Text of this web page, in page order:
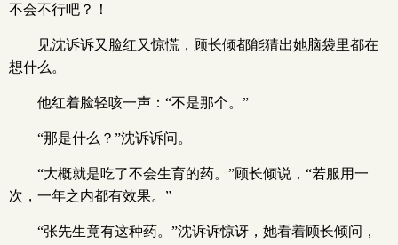
不会不行吧？！
见沈诉诉又脸红又惊慌，顾长倾都能猜出她脑袋里都在
想什么。
他红着脸轻咳一声：“不是那个。”
“那是什么？”沈诉诉问。
“大概就是吃了不会生育的药。”顾长倾说，“若服用一
次，一年之内都有效果。”
“张先生竟有这种药。”沈诉诉惊讶，她看着顾长倾问，